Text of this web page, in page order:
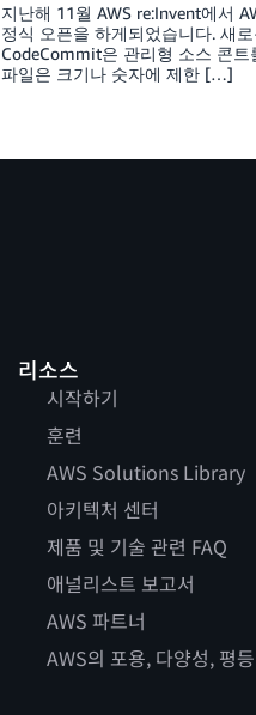
지난해 11월 AWS re:Invent에서
정식 오픈을 하게되었습니다. 새
CodeCommit은 관리형 소스 콘
파일은 크기나 숫자에 제한 […]
리소스
시작하기
훈련
AWS Solutions Library
아키텍처 센터
제품 및 기술 관련 FAQ
애널리스트 보고서
AWS 파트너
AWS의 포용, 다양성, 평등